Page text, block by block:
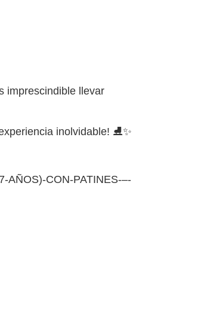
imprescindible llevar
inolvidable! ⛸️✨
AÑOS)-CON-PATINES-–-